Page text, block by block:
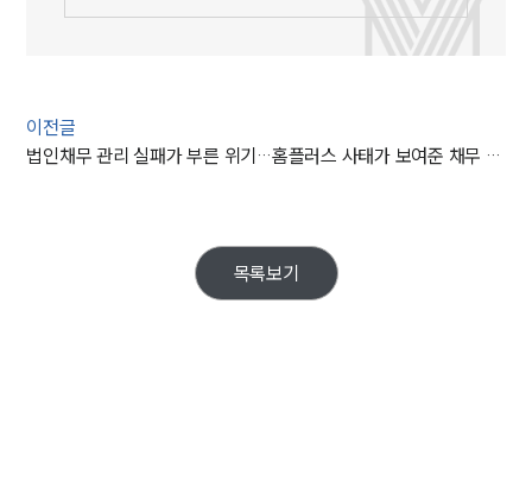
이전글
법인채무 관리 실패가 부른 위기…홈플러스 사태가 보여준 채무 관리의 중요성
목록보기